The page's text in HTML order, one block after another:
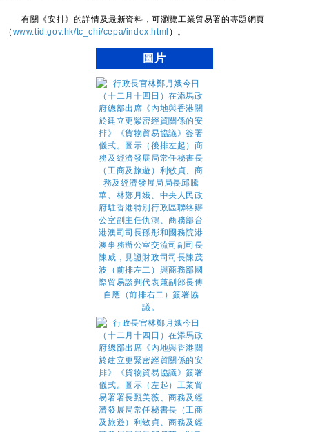
有關《安排》的詳情及最新資料，可瀏覽工業貿易署的專題網頁
（ www.tid.gov.hk/tc_chi/cepa/index.html ）。
圖片